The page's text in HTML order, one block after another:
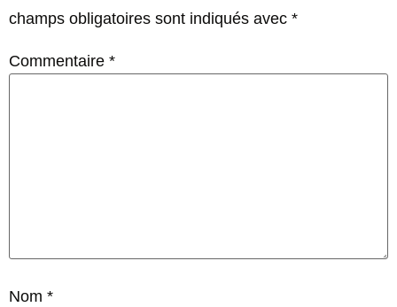
champs obligatoires sont indiqués avec *
Commentaire *
Nom *